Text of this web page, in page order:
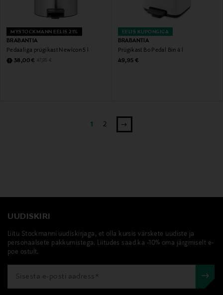
MYSTOCKMANN EELIS 21%
BRABANTIA
Pedaaliga prügikast Newlcon 5 l
Discounted Price
38,00 € Original Price
47,95 €
EELIS KUPONGIGA
BRABANTIA
Prügikast Bo Pedal Bin 4 l
Original Price
49,95 €
1 2
UUDISKIRI
Liitu Stockmanni uudiskirjaga, et olla kursis värskete uudiste ja
personaalsete pakkumistega. Liitudes saad ka -10% oma järgmiselt e-
poe ostult.